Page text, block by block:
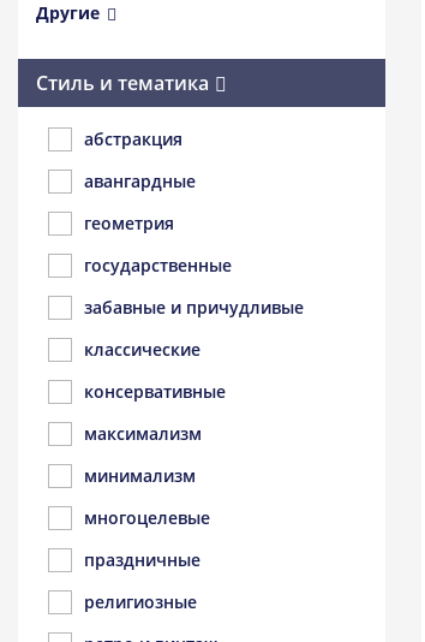
Другие
Стиль и тематика
абстракция
авангардные
геометрия
государственные
забавные и причудливые
классические
консервативные
максимализм
минимализм
многоцелевые
праздничные
религиозные